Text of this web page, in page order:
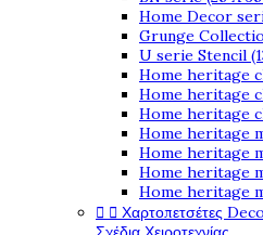
Home Decor
Grunge
U serie Stencil
Home heritage
Home heritage
Home heritage
Home heritage
Home heritage
Home heritage
Home heritage
  Χαρτοπετσέτες